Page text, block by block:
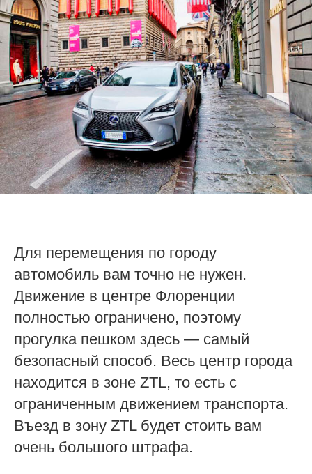
Для перемещения по городу
автомобиль вам точно не нужен.
Движение в центре Флоренции
полностью ограничено, поэтому
прогулка пешком здесь — самый
безопасный способ. Весь центр города
находится в зоне ZTL, то есть с
ограниченным движением транспорта.
Въезд в зону ZTL будет стоить вам
очень большого штрафа.